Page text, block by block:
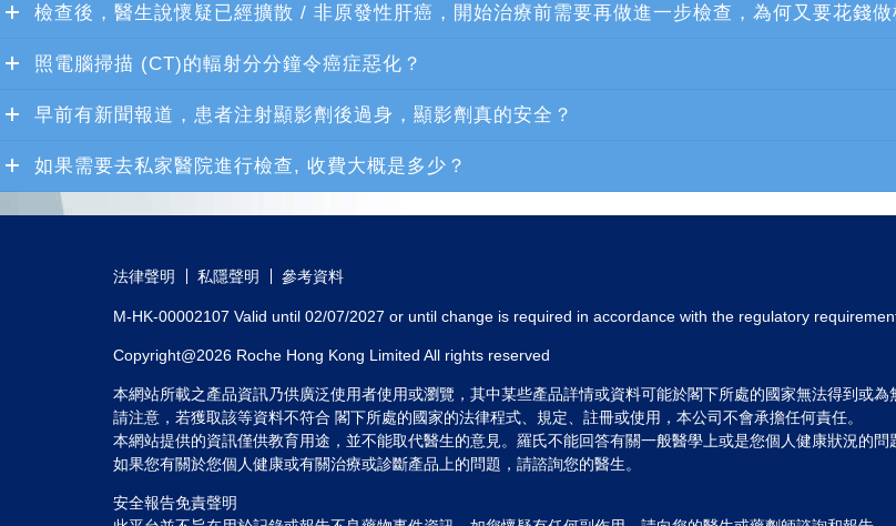
檢查後，醫生說懷疑已經擴散 / 非原發性肝癌，開始治療前需要再做進一步檢查，為何又要花錢做
照電腦掃描 (CT)的輻射分分鐘令癌症惡化？
早前有新聞報道，患者注射顯影劑後過身，顯影劑真的安全？
如果需要去私家醫院進行檢查, 收費大概是多少？
M-HK-00002107 Valid until 02/07/2027 or until change is required in accordance with the regulatory
Copyright@2026 Roche Hong Kong Limited All rights reserved
本網站所載之產品資訊乃供廣泛使用者使用或瀏覽，其中某些產品詳情或資料可能於閣下所處的國家無法得到或為
請注意，若獲取該等資料不符合 閣下所處的國家的法律程式、規定、註冊或使用，本公司不會承擔任何責任。
本網站提供的資訊僅供教育用途，並不能取代醫生的意見。羅氏不能回答有關一般醫學上或是您個人健康狀況的問
如果您有關於您個人健康或有關治療或診斷產品上的問題，請諮詢您的醫生。
安全報告免責聲明
法律聲明 私隱聲明 參考資料